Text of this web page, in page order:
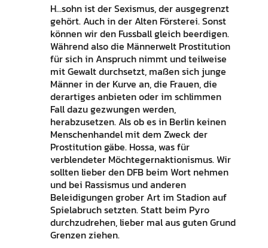
H…sohn ist der Sexismus, der ausgegrenzt
gehört. Auch in der Alten Försterei. Sonst
können wir den Fussball gleich beerdigen.
Während also die Männerwelt Prostitution
für sich in Anspruch nimmt und teilweise
mit Gewalt durchsetzt, maßen sich junge
Männer in der Kurve an, die Frauen, die
derartiges anbieten oder im schlimmen
Fall dazu gezwungen werden,
herabzusetzen. Als ob es in Berlin keinen
Menschenhandel mit dem Zweck der
Prostitution gäbe. Hossa, was für
verblendeter Möchtegernaktionismus. Wir
sollten lieber den DFB beim Wort nehmen
und bei Rassismus und anderen
Beleidigungen grober Art im Stadion auf
Spielabruch setzten. Statt beim Pyro
durchzudrehen, lieber mal aus guten Grund
Grenzen ziehen.